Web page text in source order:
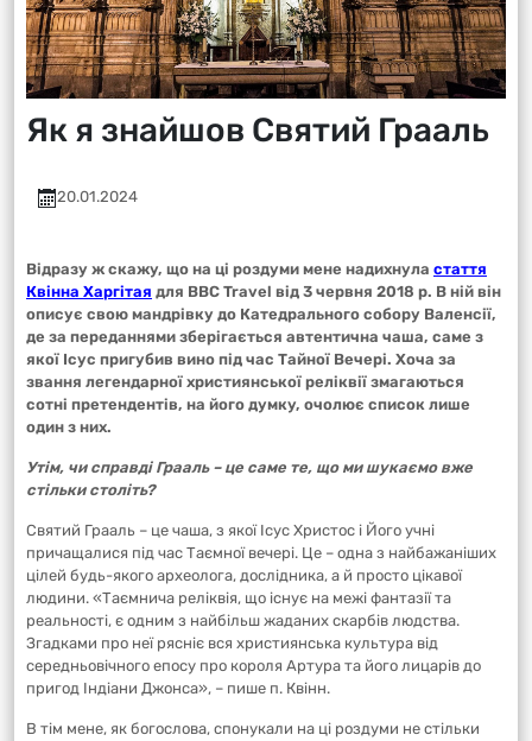
Як я знайшов Святий Грааль
20.01.2024
Відразу ж скажу, що на ці роздуми мене надихнула стаття
Квінна Харгітая для BBC Travel від 3 червня 2018 р. В ній він
описує свою мандрівку до Катедрального собору Валенсії,
де за переданнями зберігається автентична чаша, саме з
якої Ісус пригубив вино під час Тайної Вечері. Хоча за
звання легендарної християнської реліквії змагаються
сотні претендентів, на його думку, очолює список лише
один з них.
Утім, чи справді Грааль – це саме те, що ми шукаємо вже
стільки століть?
Святий Грааль – це чаша, з якої Ісус Христос і Його учні
причащалися під час Таємної вечері. Це – одна з найбажаніших
цілей будь-якого археолога, дослідника, а й просто цікавої
людини. «Таємнича реліквія, що існує на межі фантазії та
реальності, є одним з найбільш жаданих скарбів людства.
Згадками про неї рясніє вся християнська культура від
середньовічного епосу про короля Артура та його лицарів до
пригод Індіани Джонса», – пише п. Квінн.
В тім мене, як богослова, спонукали на ці роздуми не стільки